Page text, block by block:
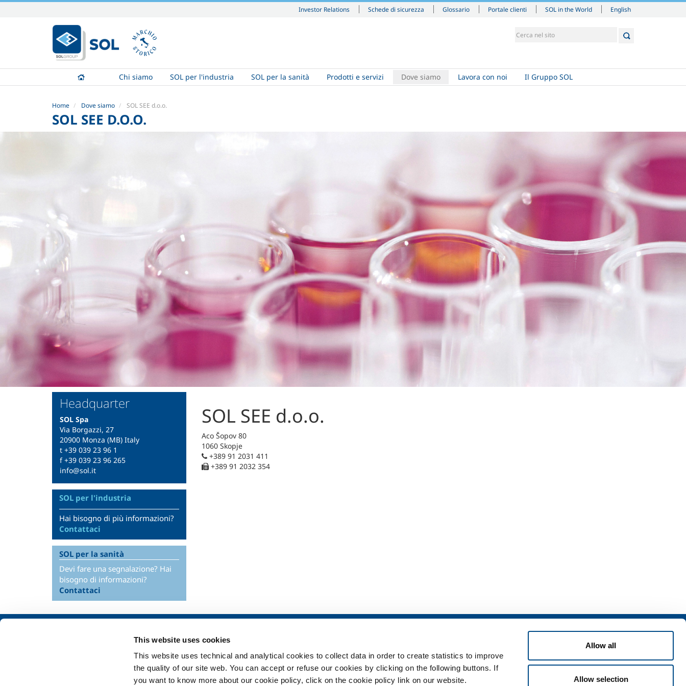
This website uses cookies
This website uses technical and analytical cookies to collect data in order to create statistics to improve
the quality of our site web. You can accept or refuse our cookies by clicking on the following buttons. If
you want to know more about our cookie policy, click on the cookie policy link on our website.
Allow all
Allow selection
Investor Relations Schede di sicurezza Glossario Portale clienti SOL in the World
contenuti.
|
Salta
navigazione
English
Chi siamo SOL per l'industria SOL per la sanità Prodotti e servizi Dove siamo Lavora con noi Il Gruppo SOL
Home Dove siamo SOL SEE d.o.o.
SOL SEE D.O.O.
SOL SEE d.o.o.
Aco Šopov 80
1060 Skopje
+389 91 2031 411
+389 91 2032 354
Headquarter
SOL Spa
Via Borgazzi, 27
20900 Monza (MB) Italy
t +39 039 23 96 1
f +39 039 23 96 265
info@sol.it
SOL per l'industria
Hai bisogno di più informazioni?
Contattaci
SOL per la sanità
Devi fare una segnalazione? Hai
bisogno di informazioni?
Contattaci
Food & Beverage
Metal Production
Metal Fabrication
Servizi
Impianti dispositivo medico
Prodotti e servizi per la sanità